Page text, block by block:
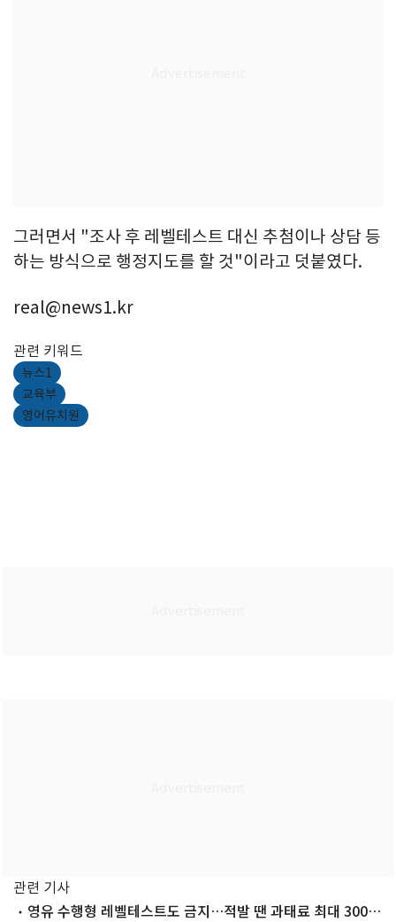
그러면서 "조사 후 레벨테스트 대신 추첨이나 상담 등
하는 방식으로 행정지도를 할 것"이라고 덧붙였다.
real@news1.kr
관련 키워드
뉴스1
교육부
영어유치원
관련 기사
영유 수행형 레벨테스트도 금지…적발 땐 과태료 최대 300만